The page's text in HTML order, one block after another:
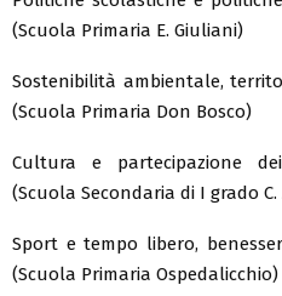
(Scuola Primaria E. Giuliani)
Sostenibilità ambientale,
(Scuola Primaria Don Bosco)
Cultura e partecipazione
(Scuola Secondaria di I grado
Sport e tempo libero,
(Scuola Primaria Ospedalicchio)